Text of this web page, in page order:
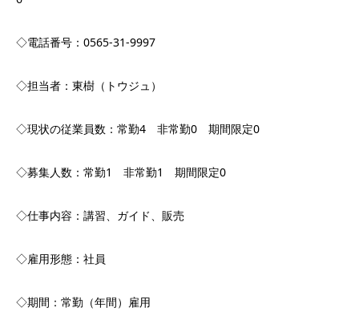
◇電話番号：0565-31-9997
◇担当者：東樹（トウジュ）
◇現状の従業員数：常勤4 非常勤0 期間限定0
◇募集人数：常勤1 非常勤1 期間限定0
◇仕事内容：講習、ガイド、販売
◇雇用形態：社員
◇期間：常勤（年間）雇用